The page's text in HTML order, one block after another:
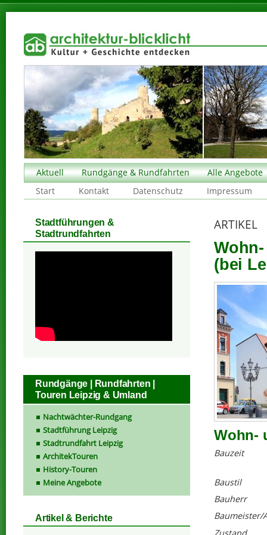
Aktuell Rundgänge & Rundfahrten
Alle Angebote
Start
Kontakt Datenschutz Impressum
ARTIKEL
(bei
Wohn-
Bauzeit
Baustil
Bauherr
Baumeister/
Zustand
Stadtführungen &
Stadtrundfahrten
Rundgänge | Rundfahrten |
Touren Leipzig & Umland
Nachtwächter-Rundgang
Stadtführung Leipzig
Stadtrundfahrt Leipzig
ArchitekTouren
History-Touren
Meine Angebote
Artikel & Berichte